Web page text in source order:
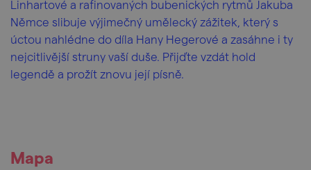
Linhartové a rafinovaných bubenických rytmů Jakuba
Němce slibuje výjimečný umělecký zážitek, který s
úctou nahlédne do díla Hany Hegerové a zasáhne i ty
nejcitlivější struny vaší duše. Přijďte vzdát hold
legendě a prožít znovu její písně.
Mapa